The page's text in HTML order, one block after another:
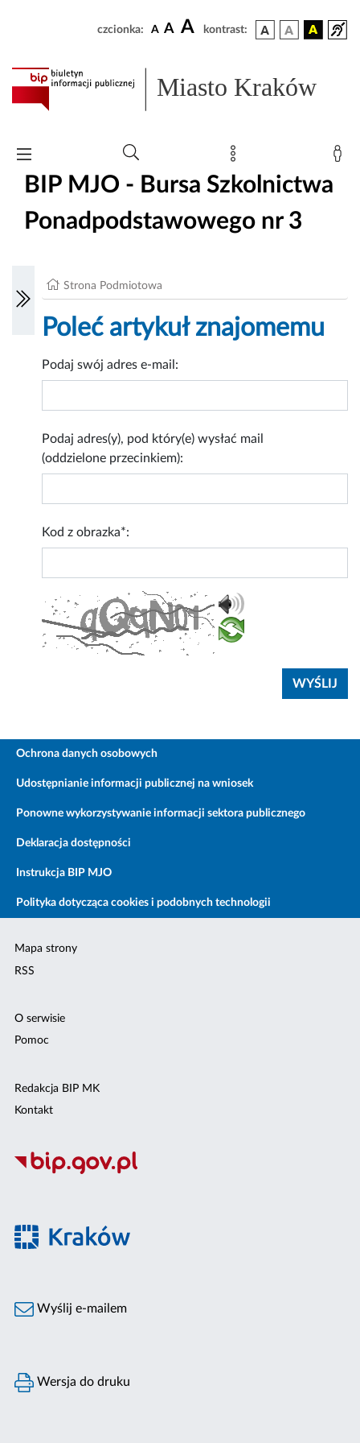
czcionka: A A A kontrast:
Miasto Kraków
BIP MJO - Bursa Szkolnictwa
Ponadpodstawowego nr 3
Strona Podmiotowa
Poleć artykuł znajomemu
Podaj swój adres e-mail:
Podaj adres(y), pod który(e) wysłać mail
(oddzielone przecinkiem):
Kod z obrazka*:
Ochrona danych osobowych
Udostępnianie informacji publicznej na wniosek
Ponowne wykorzystywanie informacji sektora publicznego
Deklaracja dostępności
Instrukcja BIP MJO
Polityka dotycząca cookies i podobnych technologii
Mapa strony
RSS
O serwisie
Pomoc
Redakcja BIP MK
Kontakt
Wyślij e-mailem
Wersja do druku